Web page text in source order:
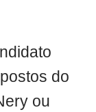
do
ou